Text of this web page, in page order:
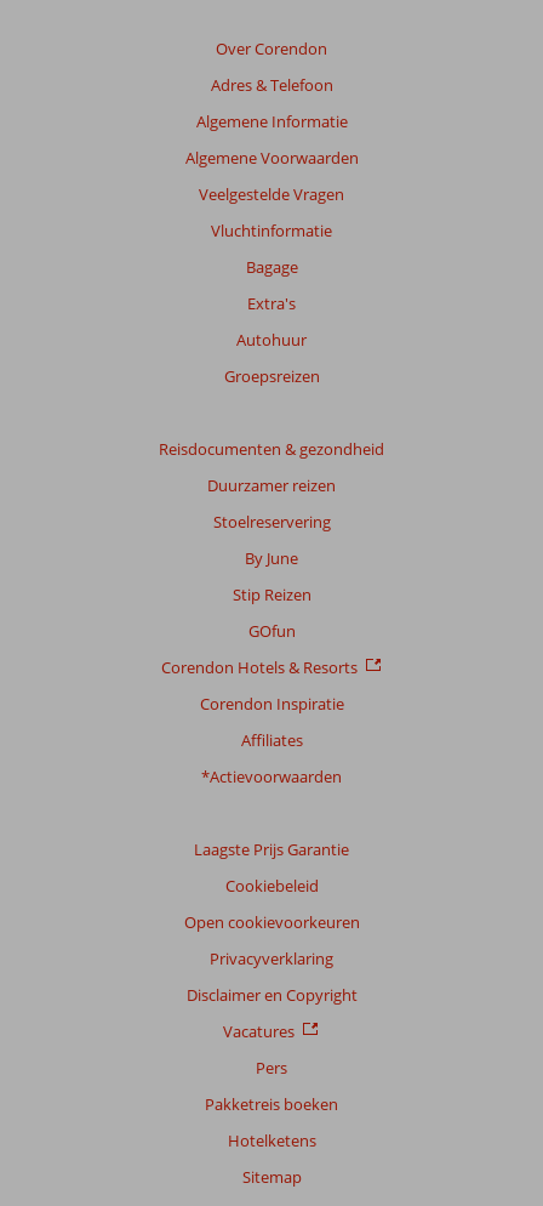
Over Corendon
Adres & Telefoon
Algemene Informatie
Algemene Voorwaarden
Veelgestelde Vragen
Vluchtinformatie
Bagage
Extra's
Autohuur
Groepsreizen
Reisdocumenten & gezondheid
Duurzamer reizen
Stoelreservering
By June
Stip Reizen
GOfun
Corendon Hotels & Resorts
Corendon Inspiratie
Affiliates
*Actievoorwaarden
Laagste Prijs Garantie
Cookiebeleid
Open cookievoorkeuren
Privacyverklaring
Disclaimer en Copyright
Vacatures
Pers
Pakketreis boeken
Hotelketens
Sitemap